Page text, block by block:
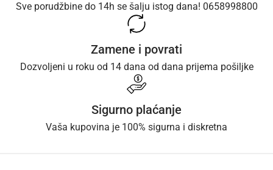
Sve porudžbine do 14h se šalju istog dana! 0658998800
Zamene i povrati
Dozvoljeni u roku od 14 dana od dana prijema pošiljke
Sigurno plaćanje
Vaša kupovina je 100% sigurna i diskretna